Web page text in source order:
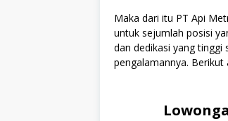
Maka dari itu PT Api
untuk sejumlah posisi
dan dedikasi yang
pengalamannya.